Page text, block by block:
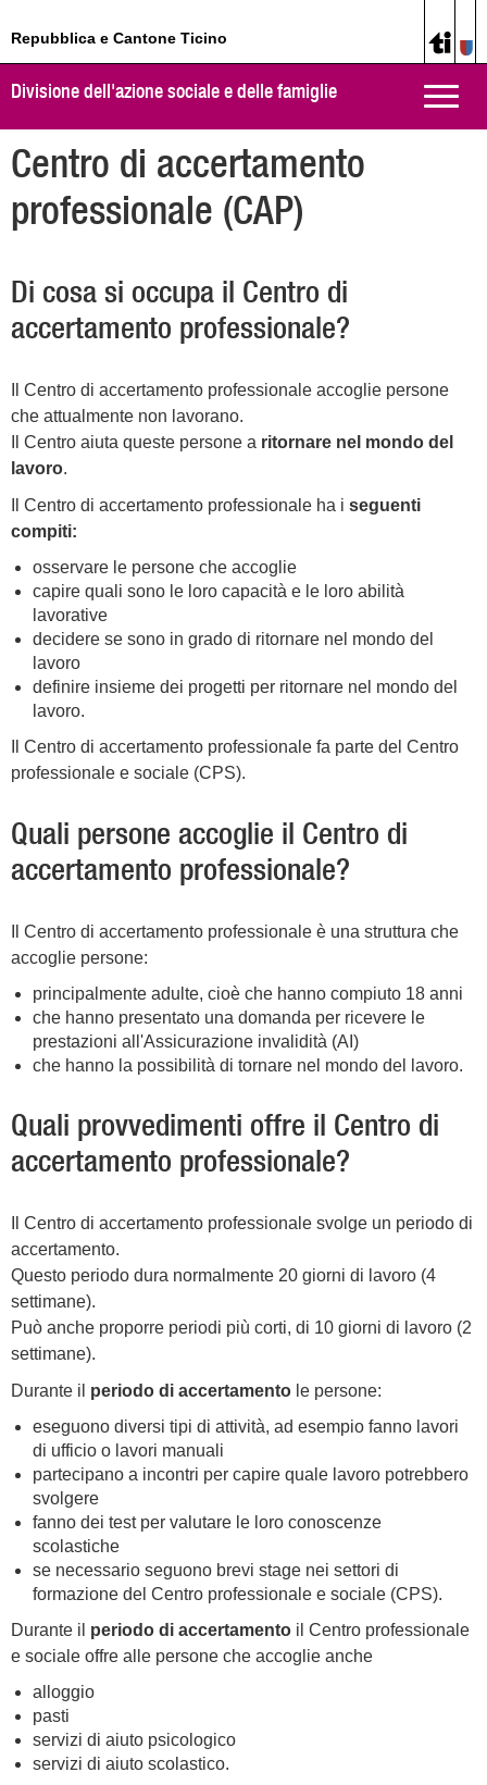
Repubblica e Cantone Ticino
Toggle
Divisione dell'azione sociale e delle famiglie
Centro di accertamento
professionale (CAP)
Di cosa si occupa il Centro di
accertamento professionale?
Il Centro di accertamento professionale accoglie persone
che attualmente non lavorano.
Il Centro aiuta queste persone a ritornare nel mondo del
lavoro.
Il Centro di accertamento professionale ha i seguenti
compiti:
osservare le persone che accoglie
capire quali sono le loro capacità e le loro abilità
lavorative
decidere se sono in grado di ritornare nel mondo del
lavoro
definire insieme dei progetti per ritornare nel mondo del
lavoro.
Il Centro di accertamento professionale fa parte del Centro
professionale e sociale (CPS).
Quali persone accoglie il Centro di
accertamento professionale?
Il Centro di accertamento professionale è una struttura che
accoglie persone:
principalmente adulte, cioè che hanno compiuto 18 anni
che hanno presentato una domanda per ricevere le
prestazioni all'Assicurazione invalidità (AI)
che hanno la possibilità di tornare nel mondo del lavoro.
Quali provvedimenti offre il Centro di
accertamento professionale?
Il Centro di accertamento professionale svolge un periodo di
accertamento.
Questo periodo dura normalmente 20 giorni di lavoro (4
settimane).
Può anche proporre periodi più corti, di 10 giorni di lavoro (2
settimane).
Durante il periodo di accertamento le persone:
eseguono diversi tipi di attività, ad esempio fanno lavori
di ufficio o lavori manuali
partecipano a incontri per capire quale lavoro potrebbero
svolgere
fanno dei test per valutare le loro conoscenze
scolastiche
se necessario seguono brevi stage nei settori di
formazione del Centro professionale e sociale (CPS).
Durante il periodo di accertamento il Centro professionale
e sociale offre alle persone che accoglie anche
alloggio
pasti
servizi di aiuto psicologico
servizi di aiuto scolastico.